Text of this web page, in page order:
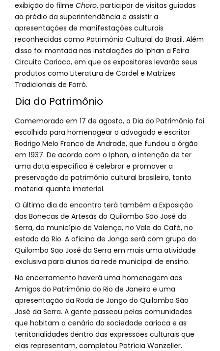
exibição do filme Choro, participar de visitas guiadas
ao prédio da superintendência e assistir a
apresentações de manifestações culturais
reconhecidas como Patrimônio Cultural do Brasil. Além
disso foi montada nas instalações do Iphan a Feira
Circuito Carioca, em que os expositores levarão seus
produtos como Literatura de Cordel e Matrizes
Tradicionais de Forró.
Dia do Patrimônio
Comemorado em 17 de agosto, o Dia do Patrimônio foi
escolhida para homenagear o advogado e escritor
Rodrigo Melo Franco de Andrade, que fundou o órgão
em 1937. De acordo com o Iphan, a intenção de ter
uma data específica é celebrar e promover a
preservação do patrimônio cultural brasileiro, tanto
material quanto imaterial.
O último dia do encontro terá também a Exposição
das Bonecas de Artesãs do Quilombo São José da
Serra, do município de Valença, no Vale do Café, no
estado do Rio. A oficina de Jongo será com grupo do
Quilombo São José da Serra em mais uma atividade
exclusiva para alunos da rede municipal de ensino.
No encerramento haverá uma homenagem aos
Amigos do Patrimônio do Rio de Janeiro e uma
apresentação da Roda de Jongo do Quilombo São
José da Serra. A gente passeou pelas comunidades
que habitam o cenário da sociedade carioca e as
territorialidades dentro das expressões culturais que
elas representam, completou Patrícia Wanzeller.